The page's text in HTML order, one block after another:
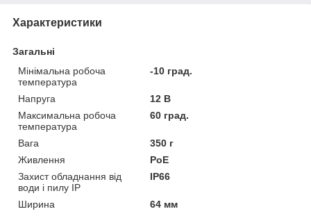
Характеристики
Загальні
Мінімальна робоча
температура
-10 град.
Напруга
12 В
Максимальна робоча
температура
60 град.
Вага
350 г
Живлення
PoE
Захист обладнання від
води і пилу IP
IP66
Ширина
64 мм